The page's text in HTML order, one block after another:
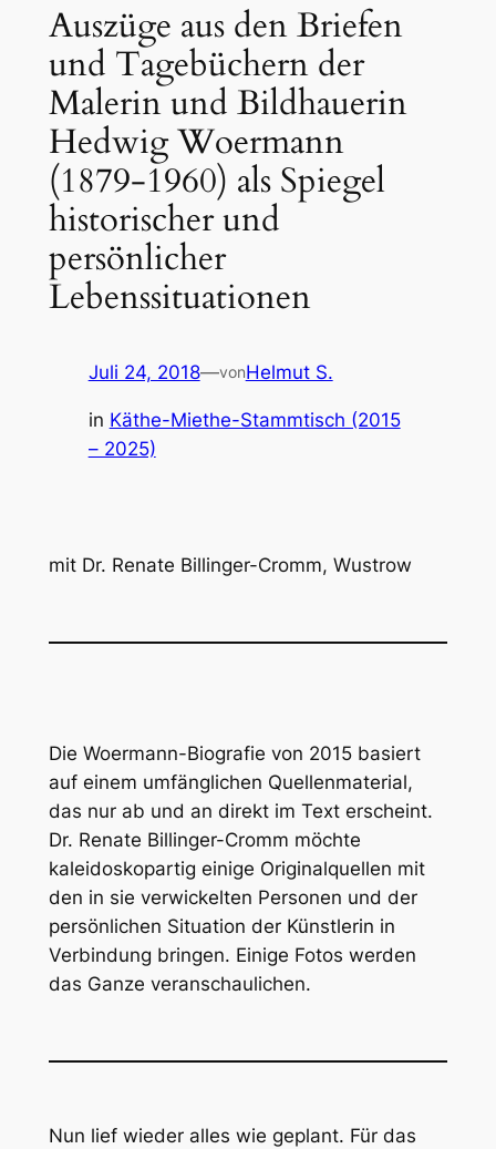
Auszüge aus den Briefen
und Tagebüchern der
Malerin und Bildhauerin
Hedwig Woermann
(1879-1960) als Spiegel
historischer und
persönlicher
Lebenssituationen
Juli 24, 2018—vonHelmut S.
in Käthe-Miethe-Stammtisch (2015
– 2025)
mit Dr. Renate Billinger-Cromm, Wustrow
Die Woermann-Biografie von 2015 basiert
auf einem umfänglichen Quellenmaterial,
das nur ab und an direkt im Text erscheint.
Dr. Renate Billinger-Cromm möchte
kaleidoskopartig einige Originalquellen mit
den in sie verwickelten Personen und der
persönlichen Situation der Künstlerin in
Verbindung bringen. Einige Fotos werden
das Ganze veranschaulichen.
Nun lief wieder alles wie geplant. Für das